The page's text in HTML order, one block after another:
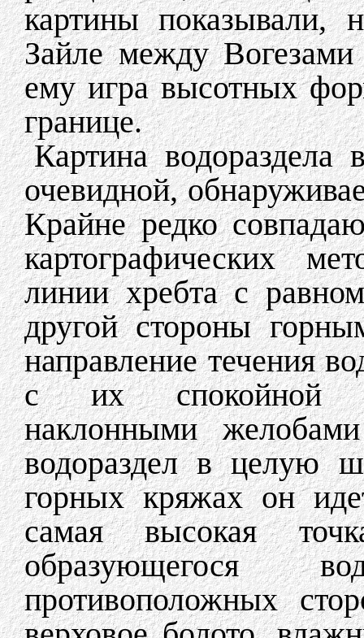
картины показывали,
Зайле между
ему игра высотных
границе.
Картина водораздела
очевидной,
Крайне редко
картографических
линии хребта с
другой стороны
направление течения
с их спокойной
наклонными
водораздел в целую
горных кряжах он
самая высокая
образующегося
противоположных